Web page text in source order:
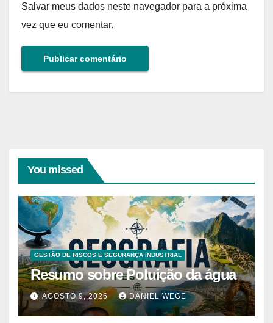
Salvar meus dados neste navegador para a próxima
vez que eu comentar.
You missed
GESTÃO DE RISCOS E SEGURANÇA INDUSTRIAL
Resumo sobre Poluição da água
AGOSTO 9, 2026 DANIEL WEGE